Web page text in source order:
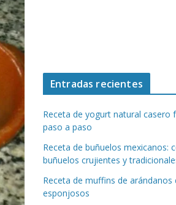
Entradas recientes
Receta de yogurt natural casero
paso a paso
Receta de buñuelos mexicanos:
buñuelos crujientes y
Receta de muffins de arándanos
esponjosos